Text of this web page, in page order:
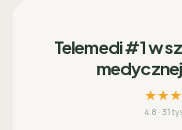
Telemedi #1 w
4.8 · 31